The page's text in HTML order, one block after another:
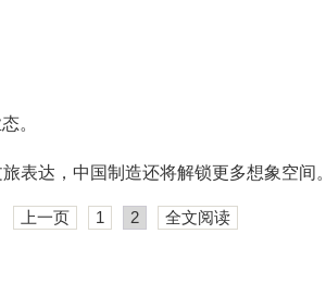
。
表达，中国制造还将解锁更多想象空间。
上一页 1 2 全文阅读